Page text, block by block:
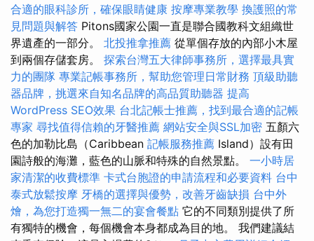
合適的眼科診所，確保眼睛健康 按摩專業教學 換護照的常
見問題與解答 Pitons國家公園一直是聯合國教科文組織世
界遺產的一部分。 北投推拿推薦 從單個存放的內部小木屋
到兩個存儲套房。 探索台灣五大律師事務所，選擇最具實
力的團隊 專業記帳事務所，幫助您管理日常財務 頂級助聽
器品牌，挑選來自知名品牌的高品質助聽器 提高
WordPress SEO效果 台北記帳士推薦，找到最合適的記帳
專家 尋找值得信賴的牙醫推薦 網站安全與SSL加密 五顏六
色的加勒比島（Caribbean 記帳服務推薦 Island）設有田
園詩般的海灘，藍色的山脈和特殊的自然景點。 一小時居
家清潔的收費標準 卡式台胞證的申請流程和必要資料 台中
泰式放鬆按摩 牙橋的選擇與優勢，改善牙齒缺損 台中外
燴，為您打造獨一無二的宴會餐點 它的不同類別提供了所
有獨特的機會，每個機會本身都成為目的地。 我們建議結